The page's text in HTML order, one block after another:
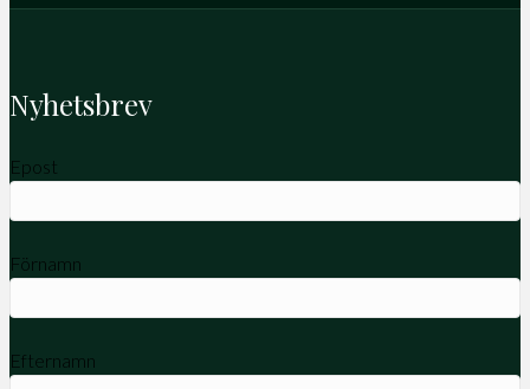
Nyhetsbrev
Epost
Förnamn
Efternamn